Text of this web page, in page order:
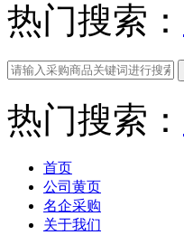
热门搜索：
热门搜索：
首页
公司黄页
名企采购
关于我们